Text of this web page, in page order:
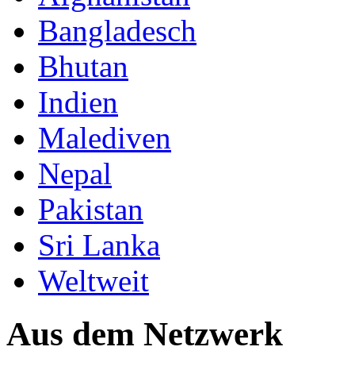
Bangladesch
Bhutan
Indien
Malediven
Nepal
Pakistan
Sri Lanka
Weltweit
Aus dem Netzwerk